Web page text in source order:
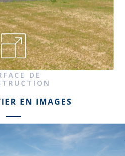
DE
EN IMAGES